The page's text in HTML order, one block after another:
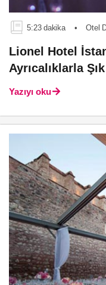
5:23 dakika • Otel
Lionel Hotel
Ayrıcalıklarla
Yazıyı oku